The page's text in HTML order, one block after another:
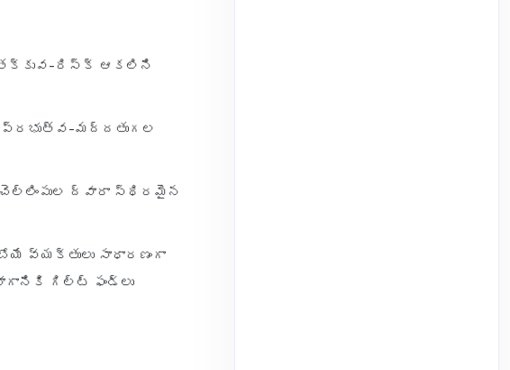
రిస్క్ ఆకలిని
మద్దతుగల
ద్వారా స్థిరమైన
వ్యక్తులు సాధారణంగా
గిల్ట్ ఫండ్లు